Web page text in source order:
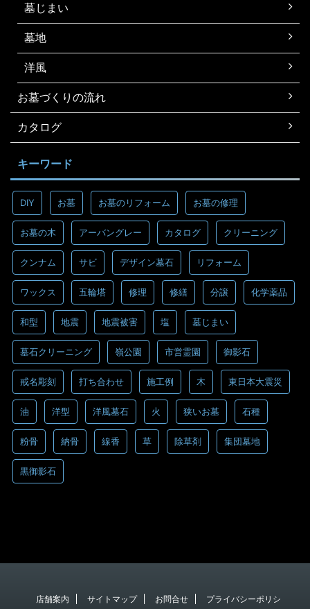
墓じまい
墓地
洋風
お墓づくりの流れ
カタログ
キーワード
DIY お墓 お墓のリフォーム お墓の修理
お墓の木 アーバングレー カタログ クリーニング
クンナム サビ デザイン墓石 リフォーム
ワックス 五輪塔 修理 修繕 分譲 化学薬品
和型 地震 地震被害 塩 墓じまい
墓石クリーニング 嶺公園 市営霊園 御影石
戒名彫刻 打ち合わせ 施工例 木 東日本大震災
油 洋型 洋風墓石 火 狭いお墓 石種
粉骨 納骨 線香 草 除草剤 集団墓地
黒御影石
店舗案内 サイトマップ お問合せ
プライバシーポリシ